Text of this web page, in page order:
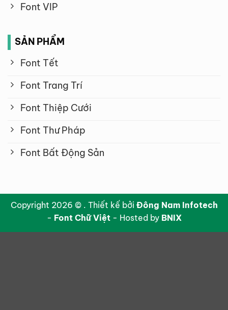
Font VIP
SẢN PHẨM
Font Tết
Font Trang Trí
Font Thiệp Cưới
Font Thư Pháp
Font Bất Động Sản
Copyright 2026 © . Thiết kế bởi Đông Nam Infotech
- Font Chữ Việt- Hosted by BNIX